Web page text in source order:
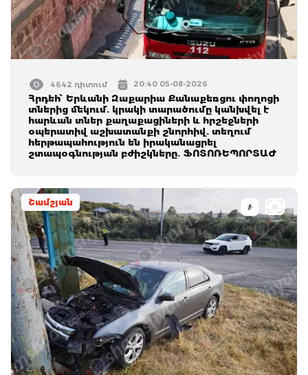
4642 դիտում 20:40 05-08-2026
Հրդեհ՝ Երևանի Զաքարիա Քանաքեռցու փողոցի
տներից մեկում. կրակի տարածումը կանխվել է
հարևան տներ քաղաքացիների և հրշեջների
օպերատիվ աշխատանքի շնորհիվ. տեղում
հերթապահություն են իրականացրել
շտապօգնության բժիշկները. ՖՈՏՈՌԵՊՈՐՏԱԺ
Շամշյան